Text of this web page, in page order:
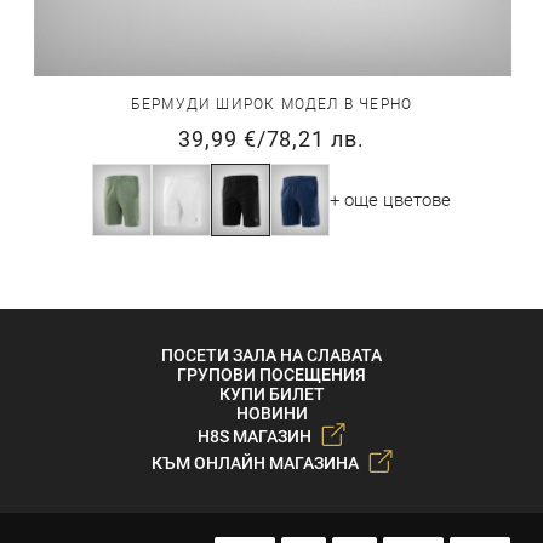
БЕРМУДИ ШИРОК МОДЕЛ В ЧЕРНО
39,99 €/78,21 лв.
+ още цветове
ПОСЕТИ ЗАЛА НА СЛАВАТА
ГРУПОВИ ПОСЕЩЕНИЯ
КУПИ БИЛЕТ
НОВИНИ
H8S МАГАЗИН
КЪМ ОНЛАЙН МАГАЗИНА